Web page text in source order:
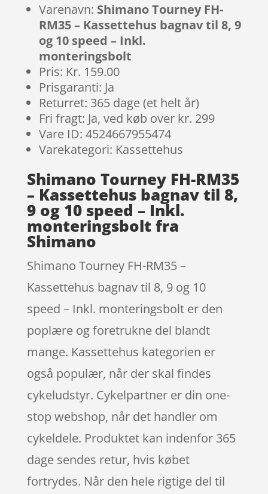
Varenavn: Shimano Tourney FH-
RM35 – Kassettehus bagnav til 8, 9
og 10 speed – Inkl.
monteringsbolt
Pris: Kr. 159.00
Prisgaranti: Ja
Returret: 365 dage (et helt år)
Fri fragt: Ja, ved køb over kr. 299
Vare ID: 4524667955474
Varekategori: Kassettehus
Shimano Tourney FH-RM35
– Kassettehus bagnav til 8,
9 og 10 speed – Inkl.
monteringsbolt fra
Shimano
Shimano Tourney FH-RM35 –
Kassettehus bagnav til 8, 9 og 10
speed – Inkl. monteringsbolt er den
poplære og foretrukne del blandt
mange. Kassettehus kategorien er
også populær, når der skal findes
cykeludstyr. Cykelpartner er din one-
stop webshop, når det handler om
cykeldele. Produktet kan indenfor 365
dage sendes retur, hvis købet
fortrydes. Når den hele rigtige del til